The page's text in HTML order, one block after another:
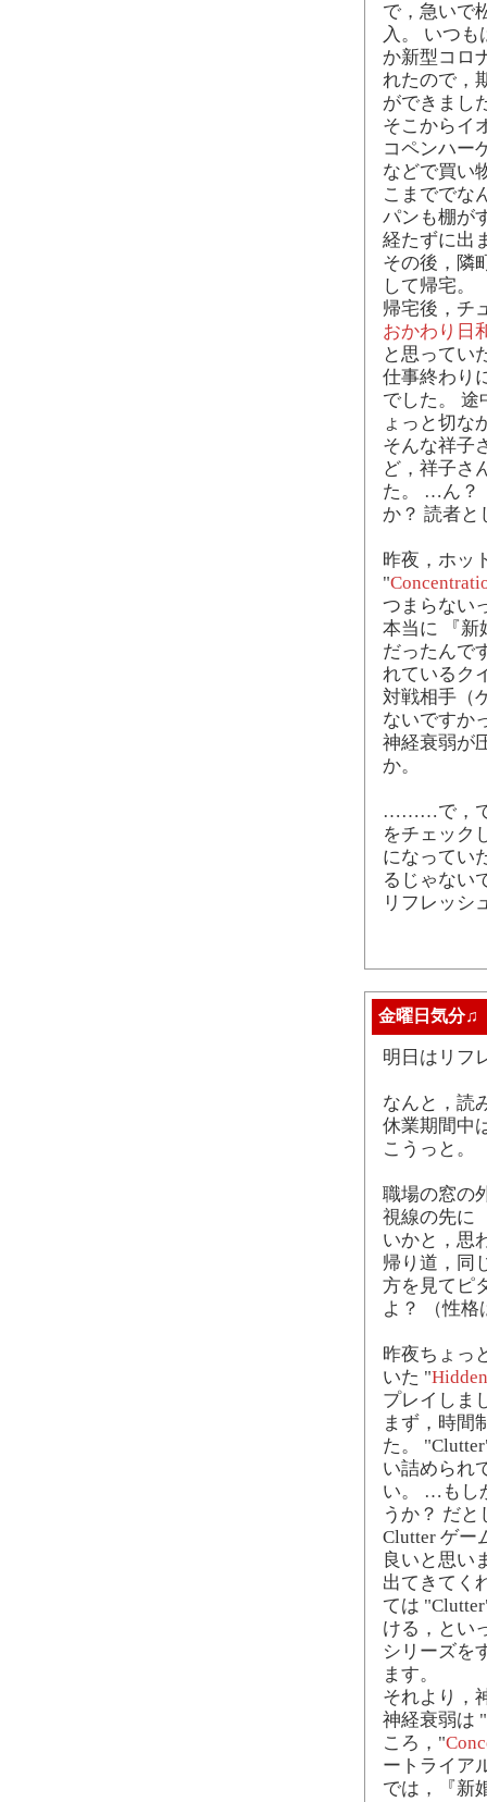
で，急いで
入。 いつ
か新型コロ
れたので，
ができまし
そこからイ
コペンハー
などで買い
こまででな
パンも棚が
経たずに出
その後，隣
して帰宅。
帰宅後，チ
おかわり日
と思ってい
仕事終わり
でした。 途
ょっと切な
そんな祥子
ど，祥子さ
た。 …ん？
か？ 読者と
昨夜，ホッ
"
つまらない
本当に 『新
だったんで
れているク
対戦相手（
ないですか
神経衰弱が
か。
………で，で
をチェック
になってい
るじゃない
リフレッシ
金曜日気分♫
明日はリフ
なんと，読
休業期間中
こうっと。
職場の窓の
視線の先に
いかと，思
帰り道，同
方を見てピ
よ？ （性格
昨夜ちょっ
いた "
プレイしま
まず，時間
た。
い詰められ
い。 …もし
うか？ だ
Clutter ゲー
良いと思い
出てきてく
ては
ける，とい
シリーズを
ます。
それより，
神経衰弱は
ころ，"
ートライア
では，『新